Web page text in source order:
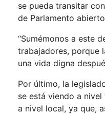
se pueda transitar
de Parlamento
“Sumémonos a este
trabajadores, porque
una vida digna
Por último, la
se está viendo a
a nivel local, ya que,